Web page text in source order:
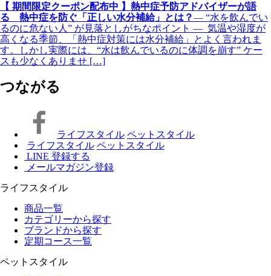
【 期間限定クーポン配布中 】熱中症予防アドバイザーが語
る 熱中症を防ぐ「正しい水分補給」とは？― “水を飲んでい
るのに危ない人” が見落としがちなポイント ― 気温や湿度が
高くなる季節、「熱中症対策には水分補給」とよく言われま
す。しかし実際には、“水は飲んでいるのに体調を崩す” ケー
スも少なくありませ […]
つながる
ライフスタイル ペットスタイル
ライフスタイル ペットスタイル
LINE 登録する
メールマガジン登録
ライフスタイル
商品一覧
カテゴリーから探す
ブランドから探す
定期コース一覧
ペットスタイル